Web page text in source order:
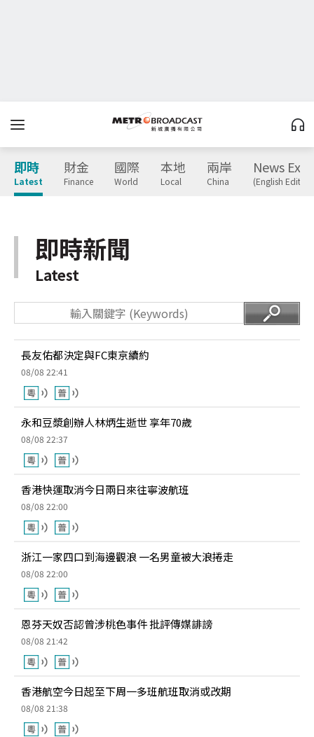
即時
Latest
財金
Finance
國際
World
本地
Local
兩岸
China
News
(English
即時新聞
Latest
長友佑都決定與FC東京續約
08/08 22:41
永和豆漿創辦人林炳生逝世 享年70歲
08/08 22:37
香港快運取消今日兩日來往寧波航班
08/08 22:00
浙江一家四口到海邊觀浪 一名男童被大浪捲走
08/08 22:00
恩芬天奴否認曾涉桃色事件 批評傳媒誹謗
08/08 21:42
香港航空今日起至下周一多班航班取消或改期
08/08 21:38